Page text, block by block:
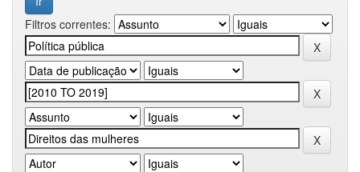
Filtros correntes: